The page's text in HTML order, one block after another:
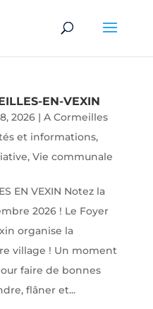
EN-VEXIN
2026| A Cormeilles
et informations,
, Vie communale
EN VEXIN Notez la
2026 ! Le Foyer
organise la
village ! Un moment
faire de bonnes
flâner et...